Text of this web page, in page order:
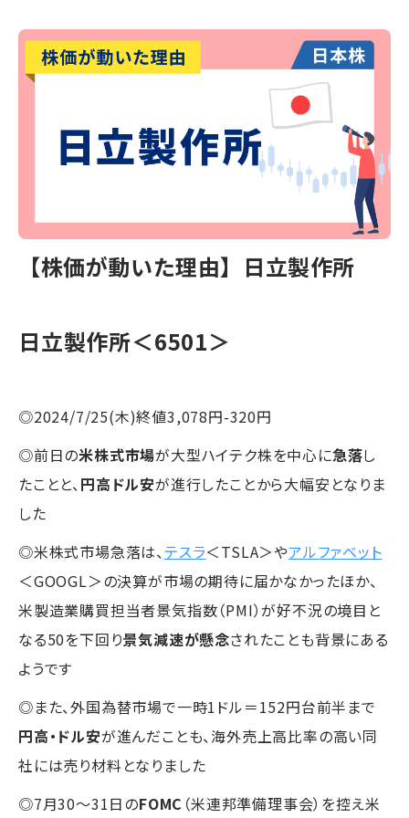
【株価が動いた理由】日立製作所
日立製作所＜6501＞
◎2024/7/25(木)終値3,078円-320円
◎前日の米株式市場が大型ハイテク株を中心に急落し
たことと、 円高ドル安が進行したことから大幅安となりま
した
◎米株式市場急落は、テスラ＜TSLA＞やアルファベット
＜GOOGL＞の決算が市場の期待に届かなかったほか、
米製造業購買担当者景気指数（PMI）が好不況の境目と
なる50を下回り景気減速が懸念されたことも背景にある
ようです
◎また、外国為替市場で一時1ドル＝152円台前半まで
円高・ドル安が進んだことも、海外売上高比率の高い同
社には売り材料となりました
◎7月30～31日のFOMC （米連邦準備理事会）を控え米